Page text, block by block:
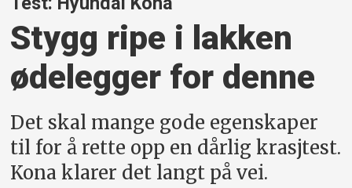
Stygg ripe i lakken
ødelegger for denne
Det skal mange gode egenskaper
til for å rette opp en dårlig krasjtest.
Kona klarer det langt på vei.